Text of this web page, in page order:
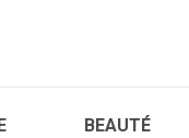
BEAUTÉ